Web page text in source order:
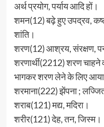
अर्थ प्रयोग, पर्याय आदि हों।
शमन(12) बढ़े हुए उपद्रव,
शांति।
शरण(12) आश्रय, संरक्षण,
शरणार्थी(2212) शरण चाहने
भागकर शरण लेने के लिए आया
शरमाना(222) झेंपना ;
शराब(121) मद्य, मदिरा।
शरीर(121) देह, तन, जिस्म।